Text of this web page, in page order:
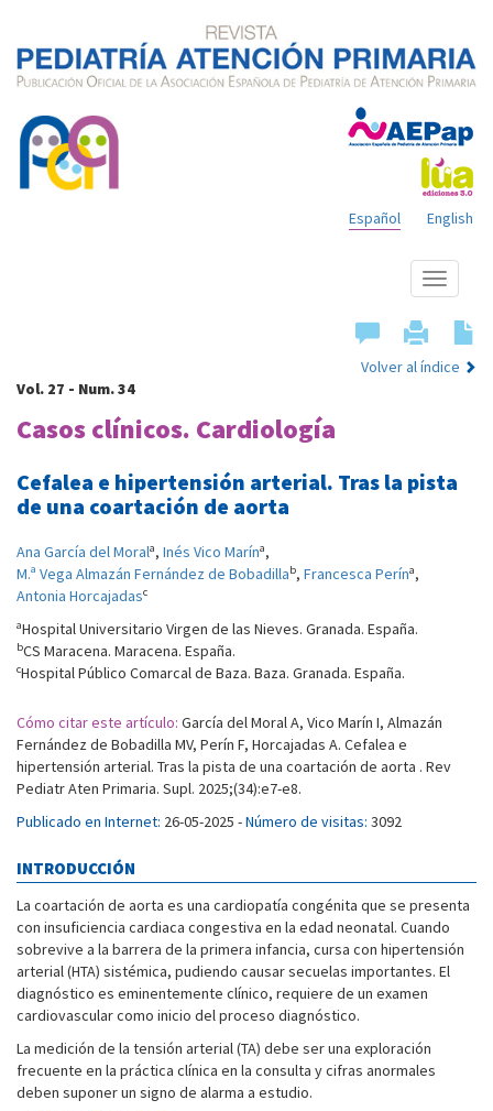
English
Español
Mostrar
menú
Volver al índice
Vol. 27 - Num. 34
Casos clínicos. Cardiología
Cefalea e hipertensión arterial. Tras la pista
de una coartación de aorta
Ana García del Morala, Inés Vico Marína,
M.ª Vega Almazán Fernández de Bobadillab, Francesca Perína,
Antonia Horcajadasc
aHospital Universitario Virgen de las Nieves. Granada. España.
bCS Maracena. Maracena. España.
cHospital Público Comarcal de Baza. Baza. Granada. España.
Cómo citar este artículo: García del Moral A, Vico Marín I, Almazán
Fernández de Bobadilla MV, Perín F, Horcajadas A. Cefalea e
hipertensión arterial. Tras la pista de una coartación de aorta . Rev
Pediatr Aten Primaria. Supl. 2025;(34):e7-e8.
Publicado en Internet: 26-05-2025 -Número de visitas: 3092
INTRODUCCIÓN
La coartación de aorta es una cardiopatía congénita que se presenta
con insuficiencia cardiaca congestiva en la edad neonatal. Cuando
sobrevive a la barrera de la primera infancia, cursa con hipertensión
arterial (HTA) sistémica, pudiendo causar secuelas importantes. El
diagnóstico es eminentemente clínico, requiere de un examen
cardiovascular como inicio del proceso diagnóstico.
La medición de la tensión arterial (TA) debe ser una exploración
frecuente en la práctica clínica en la consulta y cifras anormales
deben suponer un signo de alarma a estudio.